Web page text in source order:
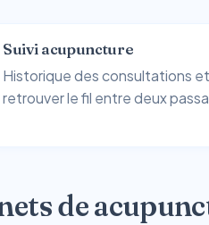
Suivi acupuncture
Historique des consultations
retrouver le fil entre deux
de